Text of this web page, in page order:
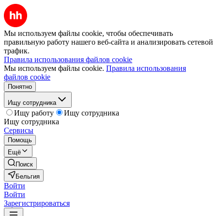
Мы используем файлы cookie, чтобы обеспечивать
правильную работу нашего веб-сайта и анализировать сетевой
трафик.
Правила использования файлов cookie
Мы используем файлы cookie. Правила использования
файлов cookie
Понятно
Ищу сотрудника
Ищу работу
Ищу сотрудника
Ищу сотрудника
Сервисы
Помощь
Ещё
Поиск
Бельгия
Войти
Войти
Зарегистрироваться